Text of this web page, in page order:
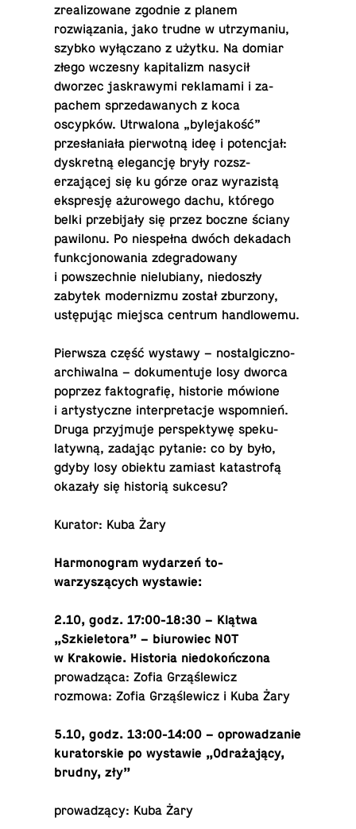
zre­al­i­zowane zgodnie z planem
rozwiązania, jako trudne w utrzy­ma­niu,
szybko wyłączano z użytku. Na domiar
złego wczesny kap­i­tal­izm nasycił
dworzec jaskrawymi rekla­mami i za­
pachem sprzedawanych z koca
oscypków. Utr­walona „byle­jakość”
przesłaniała pier­wotną ideę i po­tencjał:
dyskretną el­e­gancję bryły rozsz­
erzającej się ku górze oraz wyrazistą
ek­spresję ażurowego dachu, którego
belki prze­bijały się przez boczne ściany
paw­ilonu. Po niespełna dwóch dekadach
funkcjonowa­nia zde­grad­owany
i powszech­nie nielu­biany, niedoszły
zabytek mod­ern­izmu został zbur­zony,
ustępując miejsca centrum handlowemu.
Pier­wsza część wystawy – nos­tal­giczno-
archi­walna – doku­men­tuje losy dworca
poprzez fak­tografię, his­to­rie mówione
i artysty­czne in­ter­pre­tacje wspom­nień.
Druga przyj­muje per­spek­tywę speku­
latywną, zadając pytanie: co by było,
gdyby losy obiektu zamiast katas­trofą
okazały się historią sukcesu?
Kurator: Kuba Żary
Har­mono­gram wydarzeń to­
warzyszących wystawie:
2.10, godz. 17:00-18:30 – Klątwa
„Szkiele­tora” – bi­urowiec NOT
w Krakowie. His­to­ria niedokończona
prowadząca: Zofia Grząślewicz
rozmowa: Zofia Grząślewicz i Kuba Żary
5.10, godz. 13:00-14:00 – oprowadzanie
ku­ra­torskie po wys­tawie „Odrażający,
brudny, zły”
prowadzący: Kuba Żary